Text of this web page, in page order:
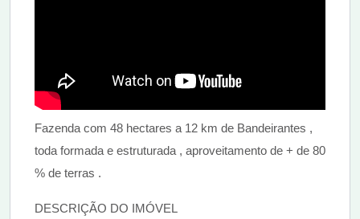
Fazenda com 48 hectares a 12 km de Bandeirantes ,
toda formada e estruturada , aproveitamento de + de 80
% de terras .
DESCRIÇÃO DO IMÓVEL